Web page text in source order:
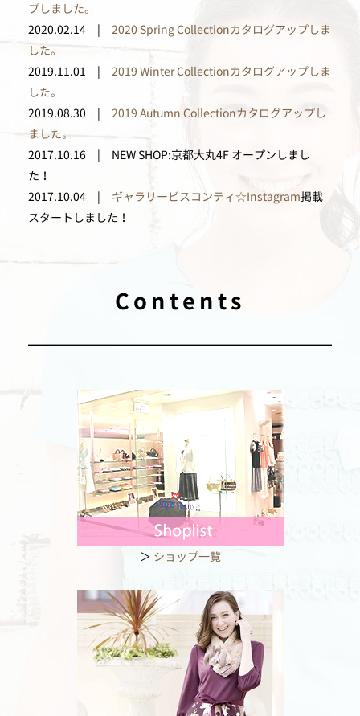
プしました。
2020.02.14 | 2020 Spring Collectionカタログアップしま
した。
2019.11.01 | 2019 Winter Collectionカタログアップしま
した。
2019.08.30 | 2019 Autumn Collectionカタログアップし
ました。
2017.10.16 | NEW SHOP:京都大丸4F オープンしまし
た！
2017.10.04 | ギャラリービスコンティ☆Instagram掲載
スタートしました！
Contents
＞ ショップ一覧